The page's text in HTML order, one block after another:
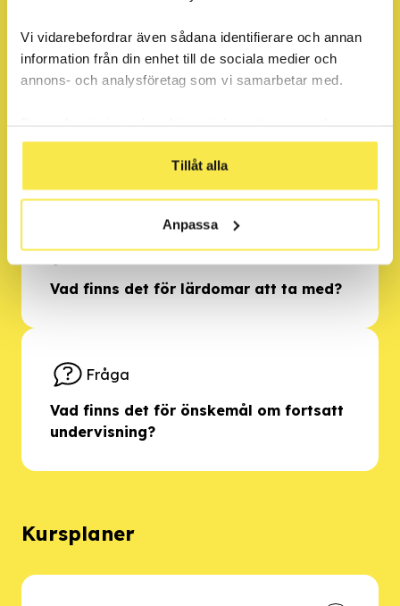
Vi vidarebefordrar även sådana identifierare och annan
information från din enhet till de sociala medier och
annons- och analysföretag som vi samarbetar med.
information som du har tillhandahållit eller som de har
samlat in när du har använt deras tjänster.
Tillåt alla
Anpassa
Del 2
Vad finns det för övriga tankar om
bilderna och diskussionerna?
Fråga
Vad finns det för lärdomar att ta med?
Fråga
Vad finns det för önskemål om fortsatt
undervisning?
Kursplaner